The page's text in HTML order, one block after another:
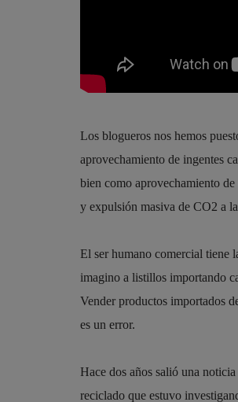
Los blogueros nos hemos
aprovechamiento de ingentes
bien como aprovechamiento
y expulsión masiva de CO2 a
El ser humano comercial tiene
imagino a listillos importando
Vender productos importados
es un error.
Hace dos años salió una
reciclado que estuvo